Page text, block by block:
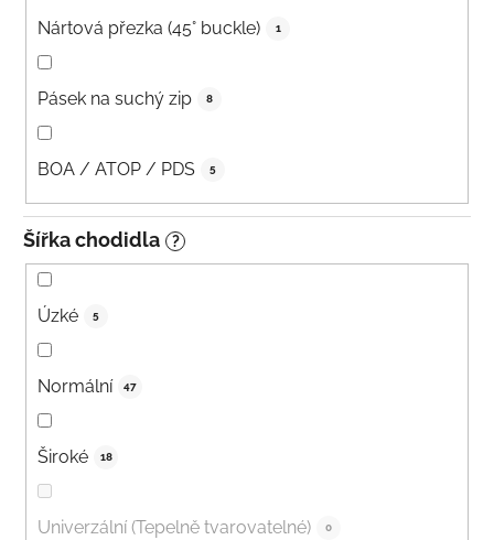
Nártová přezka (45° buckle) 1
Pásek na suchý zip 8
BOA / ATOP / PDS 5
Šířka chodidla ?
Úzké 5
Normální 47
Široké 18
Univerzální (Tepelně tvarovatelné) 0